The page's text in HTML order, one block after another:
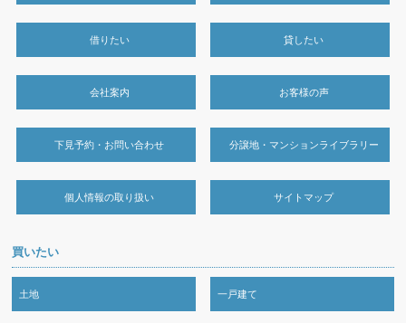
借りたい 貸したい
会社案内 お客様の声
下見予約・お問い合わせ 分譲地・マンションライブラリー
個人情報の取り扱い サイトマップ
買いたい
土地 一戸建て